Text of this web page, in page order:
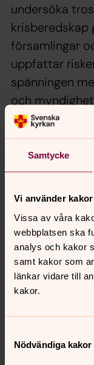
Samtycke
Vi använder kakor
Vissa av våra
webbplatsen ska
analys och kakor
samt kakor som
länkar vidare till
kakor.
Nödvändiga kakor
undersöka
krisberedskap
församlingar
uppfattar
spänningen
och
fyller viktiga
behandla
aktörer med
snarare än en
strukturella
kommuner,
undersöka
Genom
skapas
hänsyn till
institutionell